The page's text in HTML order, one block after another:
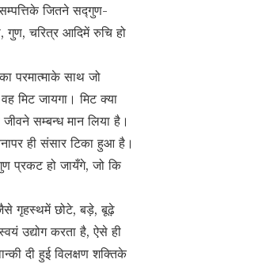
जितने सद्गुण-
चरित्र आदिमें रुचि हो
परमात्माके साथ जो
मिट जायगा। मिट क्या
सम्बन्ध मान लिया है।
ही संसार टिका हुआ है।
प्रकट हो जायँगे, जो कि
गृहस्थमें छोटे, बड़े, बूढ़े
उद्योग करता है, ऐसे ही
दी हुई विलक्षण शक्तिके